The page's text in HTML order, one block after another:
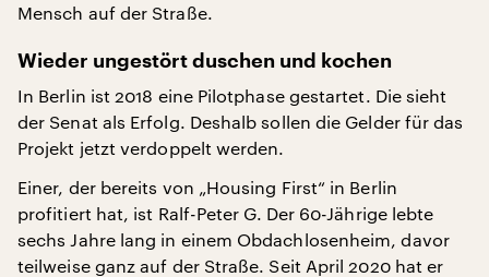
Mensch auf der Straße.
Wieder ungestört duschen und kochen
In Berlin ist 2018 eine Pilotphase gestartet. Die sieht
der Senat als Erfolg. Deshalb sollen die Gelder für das
Projekt jetzt verdoppelt werden.
Einer, der bereits von „Housing First“ in Berlin
profitiert hat, ist Ralf-Peter G. Der 60-Jährige lebte
sechs Jahre lang in einem Obdachlosenheim, davor
teilweise ganz auf der Straße. Seit April 2020 hat er